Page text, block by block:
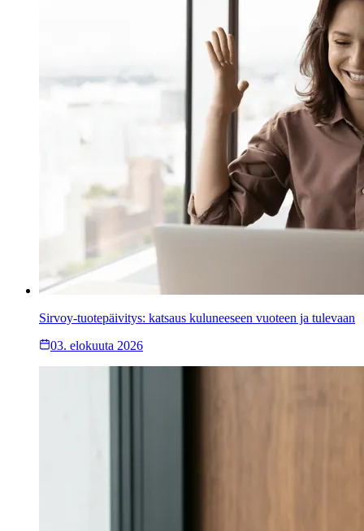
Sirvoy-tuotepäivitys: katsaus kuluneeseen vuoteen ja tulevaan
03. elokuuta 2026